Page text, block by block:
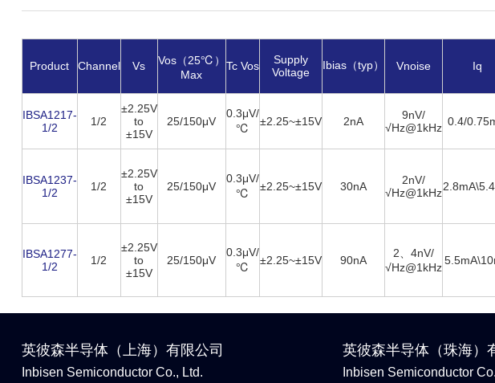
Product Channel Vs
Vos（25℃）
Max
Tc Vos
Supply
Voltage
Ibias（typ） Vnoise Iq
IBSA1217-
1/2
1/2
±2.25V
to
±15V
25/150μV
0.3μV/
℃
±2.25~±15V 2nA
9nV/
√Hz@1kHz 0.4/
IBSA1237-
1/2
1/2
±2.25V
to
±15V
25/150μV
0.3μV/
℃
±2.25~±15V 30nA
2nV/
√Hz@1kHz
IBSA1277-
1/2
1/2
±2.25V
to
±15V
25/150μV
0.3μV/
℃
±2.25~±15V 90nA
2、4nV/
√Hz@1kHz
英彼森半导体（上海）有限公司
Inbisen Semiconductor Co., Ltd.
英彼森半导体（珠海）
Inbisen Semiconductor